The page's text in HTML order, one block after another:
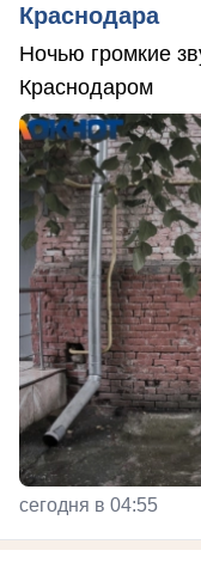
Краснодара
Ночью громкие
Краснодаром
сегодня в 04:55